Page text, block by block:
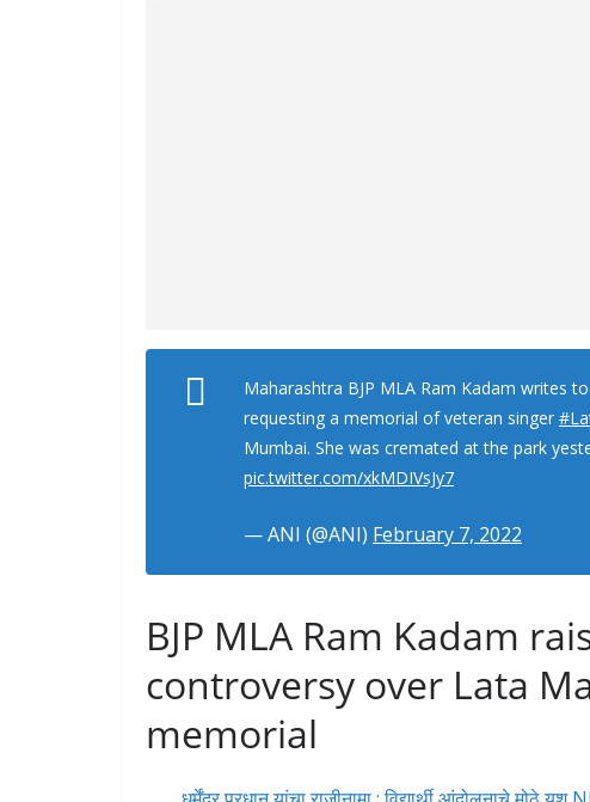
Maharashtra BJP MLA Ram Kadam writes
requesting a memorial of veteran singer
Mumbai. She was cremated at the park
pic.twitter.com/xkMDIVsJy7
— ANI (@ANI) February 7, 2022
BJP MLA Ram Kadam
controversy over Lata
memorial